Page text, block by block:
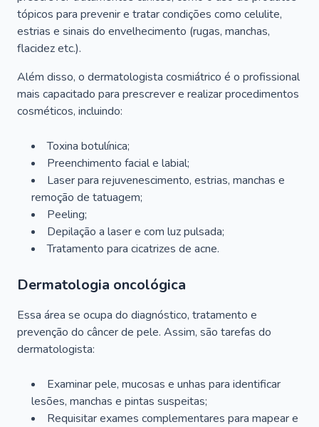
tópicos para prevenir e tratar condições como celulite,
estrias e sinais do envelhecimento (rugas, manchas,
flacidez etc.).
Além disso, o dermatologista cosmiátrico é o profissional
mais capacitado para prescrever e realizar procedimentos
cosméticos, incluindo:
Toxina botulínica;
Preenchimento facial e labial;
Laser para rejuvenescimento, estrias, manchas e
remoção de tatuagem;
Peeling;
Depilação a laser e com luz pulsada;
Tratamento para cicatrizes de acne.
Dermatologia oncológica
Essa área se ocupa do diagnóstico, tratamento e
prevenção do câncer de pele. Assim, são tarefas do
dermatologista:
Examinar pele, mucosas e unhas para identificar
lesões, manchas e pintas suspeitas;
Requisitar exames complementares para mapear e